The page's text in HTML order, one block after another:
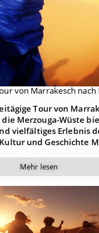
von Marrakesch nach
Tour von
die Merzouga-Wüste
vielfältiges Erlebnis
und Geschichte
Mehr lesen